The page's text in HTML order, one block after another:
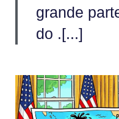
grande
do .[...]